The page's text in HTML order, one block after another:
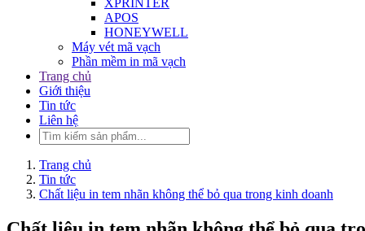
APOS
HONEYWELL
Máy vét mã vạch
Phần mềm in mã vạch
Trang chủ
Giới thiệu
Tin tức
Liên hệ
Trang chủ
Tin tức
Chất liệu in tem nhãn không thể bỏ qua trong kinh doanh